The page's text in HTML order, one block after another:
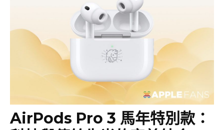
AirPods Pro 3 馬年特別款：